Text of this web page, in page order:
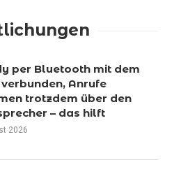
per Bluetooth mit dem
Anrufe
trotzdem über den
– das hilft
2026